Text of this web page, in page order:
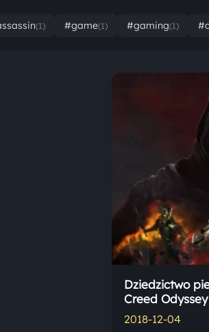
(1) #game(1) #gaming(1)
Dziedzictwo
Creed
2018-12-04